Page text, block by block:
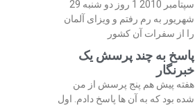
سپتامبر 2010 1 روز دو شنبه 29
شهریور به رم رفتم و ویزای آلمان
را از سفرات آن کشور
پاسخ به چند پرسش یک
خبرنگار
هفته پیش هم پنج پرسش از من
شده بود که به آن ها پاسخ دادم. اول